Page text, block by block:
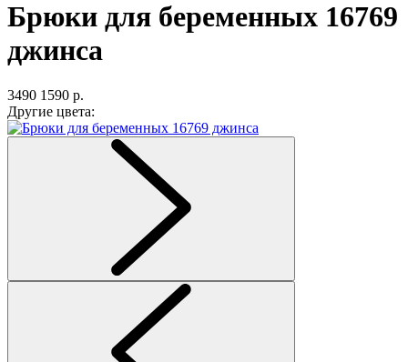
Брюки для беременных 16769
джинса
3490 1590 р.
Другие цвета: